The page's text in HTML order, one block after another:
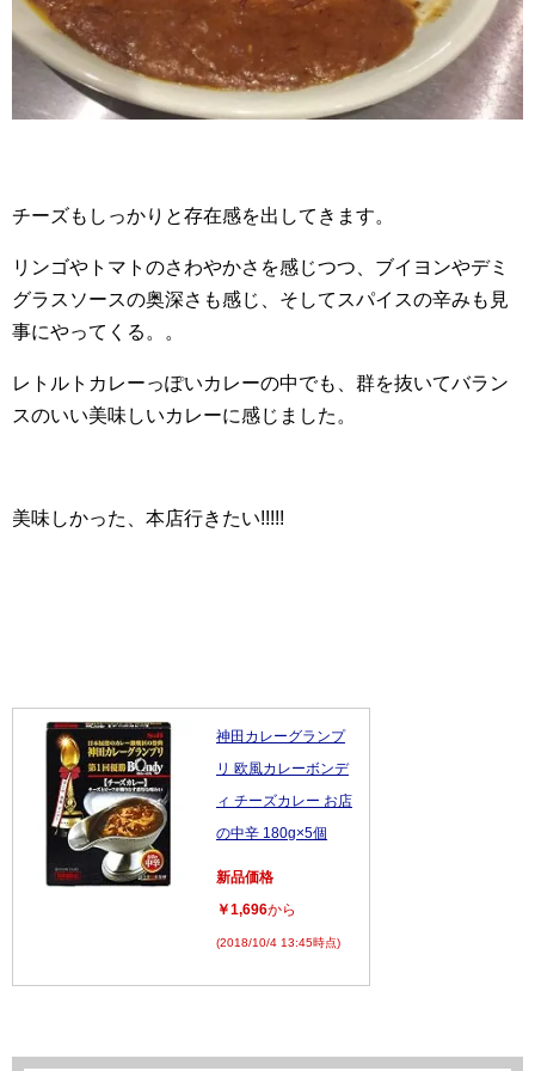
チーズもしっかりと存在感を出してきます。
リンゴやトマトのさわやかさを感じつつ、ブイヨンやデミ
グラスソースの奥深さも感じ、そしてスパイスの辛みも見
事にやってくる。。
レトルトカレーっぽいカレーの中でも、群を抜いてバラン
スのいい美味しいカレーに感じました。
美味しかった、本店行きたい!!!!!
神田カレーグランプ
リ 欧風カレーボンデ
ィ チーズカレー お店
の中辛 180g×5個
新品価格
￥1,696から
(2018/10/4 13:45時点)